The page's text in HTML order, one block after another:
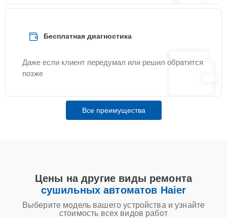
Бесплатная диагностика
Даже если клиент передумал или решил обратится
позже
Все преимущества
Цены на другие виды ремонта
сушильных автоматов Haier
Выберите модель вашего устройства и узнайте
стоимость всех видов работ